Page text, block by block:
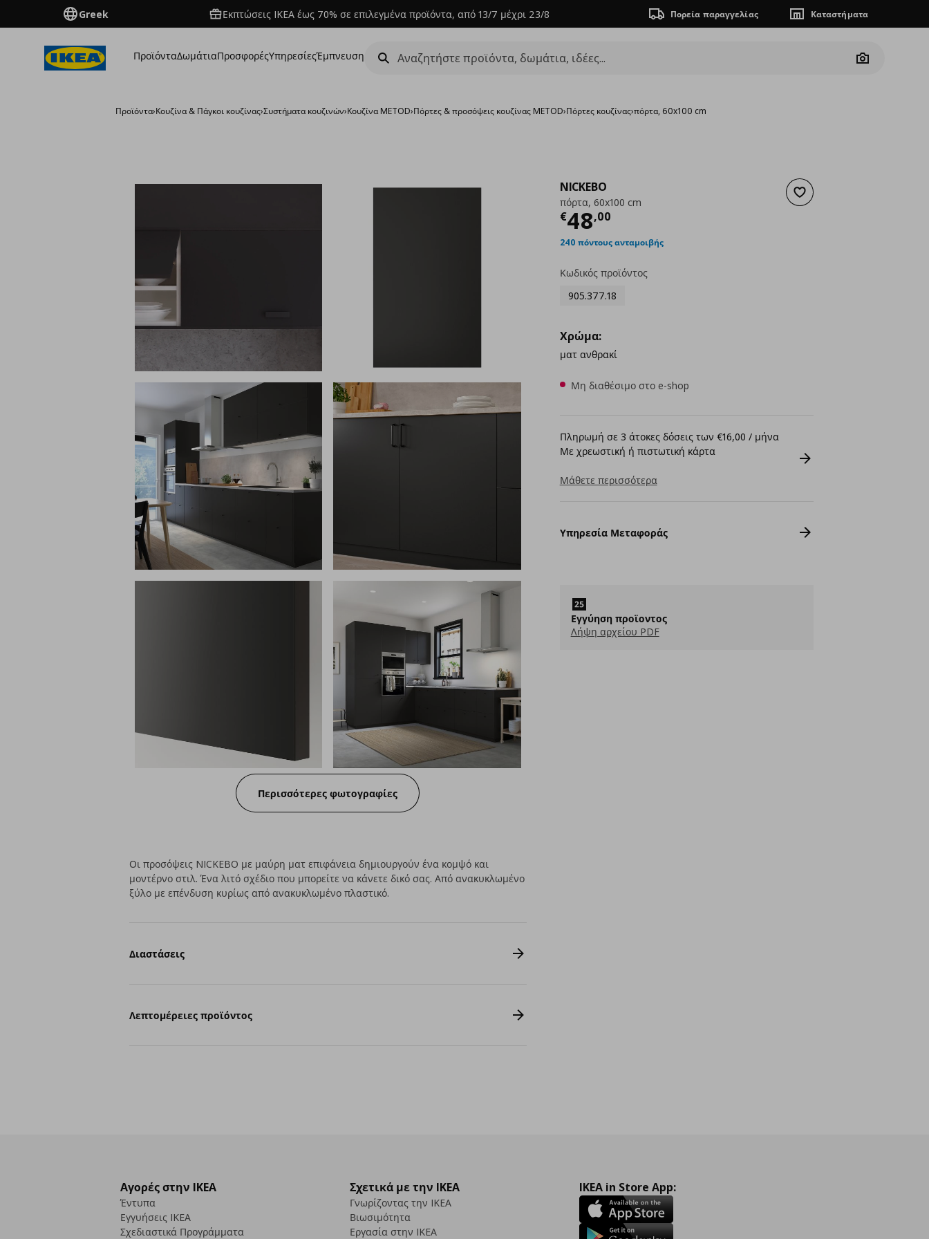
Greek Εκπτώσεις IKEA έως 70% σε επιλεγμένα προϊόντα, από 13/7 μέχρι 23/8 Πορεία παραγγελίας Καταστήματα
ΠροϊόνταΔωμάτιαΠροσφορέςΥπηρεσίεςΈμπνευση
Camera
Προϊόντα›Κουζίνα & Πάγκοι κουζίνας›Συστήματα κουζινών›Κουζίνα METOD›Πόρτες & προσόψεις κουζίνας METOD›Πόρτες κουζίνας›πόρτα, 60x100 cm
Περισσότερες φωτογραφίες
Προσθήκη στα αγαπημένα
NICKEBO
πόρτα, 60x100 cm
€48,00
Τρέχουσα τιμή
240 πόντους ανταμοιβής
Κωδικός προϊόντος
905.377.18
Χρώμα:
ματ ανθρακί
Μη διαθέσιμο στο e-shop
Πληρωμή σε 3 άτοκες δόσεις των €16,00 / μήνα
Με χρεωστική ή πιστωτική κάρτα
Μάθετε περισσότερα
Υπηρεσία Μεταφοράς
Εγγύηση προϊοντος
Λήψη αρχείου PDF
Οι προσόψεις NICKEBO με μαύρη ματ επιφάνεια δημιουργούν ένα κομψό και
μοντέρνο στιλ. Ένα λιτό σχέδιο που μπορείτε να κάνετε δικό σας. Από ανακυκλωμένο
ξύλο με επένδυση κυρίως από ανακυκλωμένο πλαστικό.
Διαστάσεις
Λεπτομέρειες προϊόντος
Αγορές στην IKEA
Έντυπα
Εγγυήσεις IKEA
Σχεδιαστικά Προγράμματα
Σχετικά με την IKEA
Γνωρίζοντας την IKEA
Βιωσιμότητα
Εργασία στην IKEA
IKEA in Store App: